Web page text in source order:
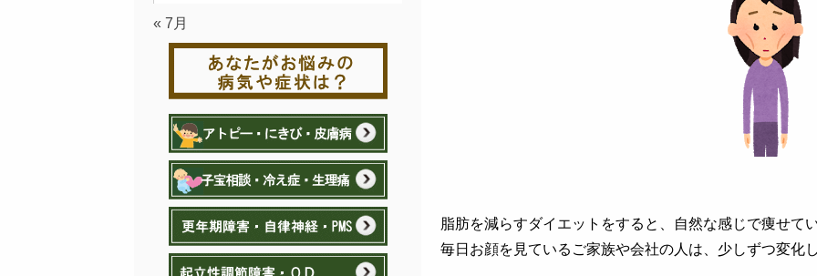
脂肪を減らすダイエットをすると、自然な感じで痩せて
毎日お顔を見ているご家族や会社の人は、少しずつ変化
« 7月